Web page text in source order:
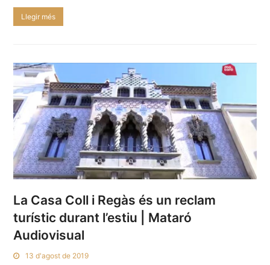
Llegir més
La Casa Coll i Regàs és un reclam
turístic durant l’estiu | Mataró
Audiovisual
13 d'agost de 2019